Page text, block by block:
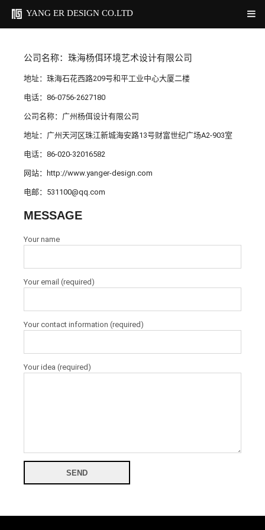
YANG ER DESIGN CO.LTD
公司名称：珠海杨佴环境艺术设计有限公司
地址：珠海石花西路209号和平工业中心大厦二楼
电话：86-0756-2627180
公司名称：广州杨佴设计有限公司
地址：广州天河区珠江新城海安路13号财富世纪广场A2-903室
电话：86-020-32016582
网站：http://www.yanger-design.com
电邮：531100@qq.com
MESSAGE
Your name
Your email (required)
Your contact information (required)
Your idea (required)
SEND